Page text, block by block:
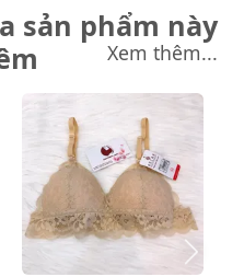
sản phẩm này
Xem thêm...